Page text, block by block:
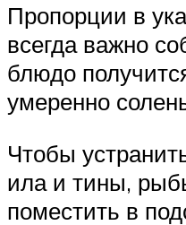
Пропорции в
всегда важно
блюдо
умеренно
Чтобы
ила и тины,
поместить в